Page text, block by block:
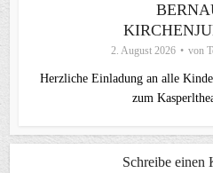
2. August 2026 von
Herzliche Einladung an alle
zum
Schreibe einen